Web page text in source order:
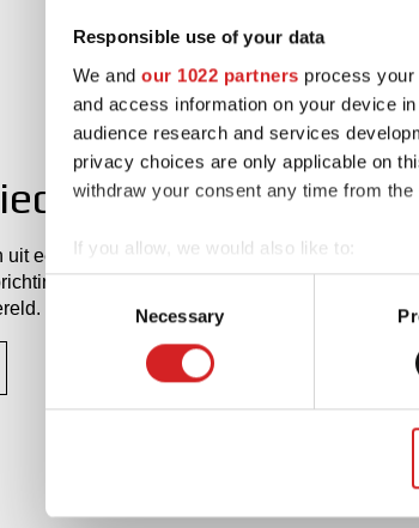
Responsible use of your data
We and our 1022 partners process
and access information on your device
audience research and services
privacy choices are only applicable on
withdraw your consent any time from
If you allow, we would also like to:
Collect information about your
Identify your device by actively
Find out more about how your personal
information about your use of our site
other information that you’ve provided
Consent
Necessary
uit een passie voor wielen; de daarop volgende
in 1971) is OZ uitgegroeid tot een